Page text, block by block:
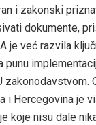
i zakonski
dokumente,
je već razvila
Hercegovina je
koje nisu dale